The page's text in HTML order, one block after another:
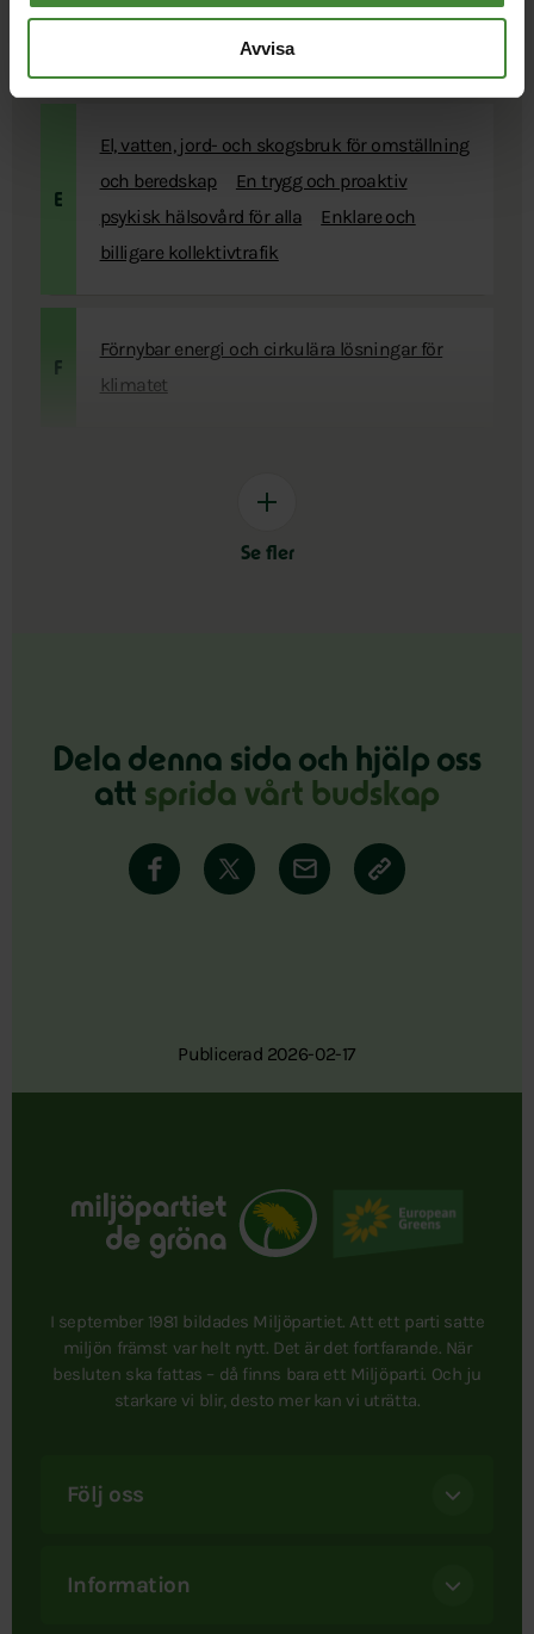
Avvisa
D
behövs
Digitalisering och AI för ett hållbart
och mänskligt Västernorrland
E
El, vatten, jord- och skogsbruk för omställning
och beredskap
En trygg och proaktiv
psykisk hälsovård för alla
Enklare och
billigare kollektivtrafik
F
Förnybar energi och cirkulära lösningar för
klimatet
Se fler
Dela denna sida och hjälp oss
att sprida vårt budskap
Publicerad 2026-02-17
I september 1981 bildades Miljöpartiet. Att ett parti satte
miljön främst var helt nytt. Det är det fortfarande. När
besluten ska fattas – då finns bara ett Miljöparti. Och ju
starkare vi blir, desto mer kan vi uträtta.
Följ oss
Information